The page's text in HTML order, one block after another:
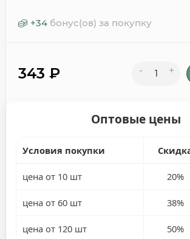
+34 бонус(ов) за покупку
343 ₽ - +
Оптовые цены
Условия покупки
цена от 10 шт 20%
цена от 60 шт 38%
цена от 120 шт 50%